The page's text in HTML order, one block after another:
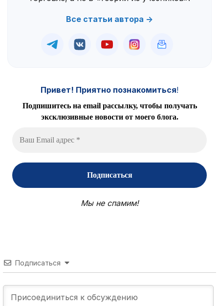
Все статьи автора →
Привет! Приятно познакомиться!
Подпишитесь на email рассылку, чтобы получать
эксклюзивные новости от моего блога.
Мы не спамим!
Подписаться